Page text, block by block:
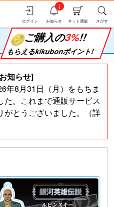
さがす
ネット通販
お知らせ
i
ログイン
ご購入の3%!!
もらえるkikubonポイント!
知らせ]
年8月31日（月）をもちま
た。これまで通販サービス
がとうございました。（詳